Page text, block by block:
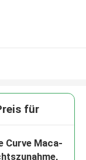
für
Curve Maca-